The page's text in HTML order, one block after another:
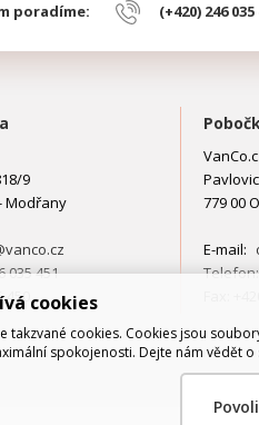
poradíme: (+420) 246
9
Modřany
035 451
779 00
E-mail:
cookies
takzvané cookies. Cookies jsou
spokojenosti. Dejte nám vědět o